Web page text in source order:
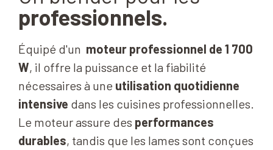
professionnels.
Équipé d'un moteur professionnel de 1 700
W, il offre la puissance et la fiabilité
nécessaires à une utilisation quotidienne
intensive dans les cuisines professionnelles.
Le moteur assure des performances
durables, tandis que les lames sont conçues